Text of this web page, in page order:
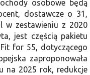
osobowe będą
dostawcze o 31,
w zestawieniu z 2020
jest częścią pakietu
for 55, dotyczącego
zaproponowała
na 2025 rok, redukcje